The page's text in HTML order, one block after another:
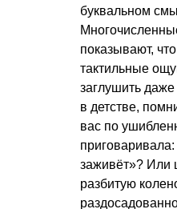
буквальном
показывают,
тактильные
заглушить
в детстве,
вас по
заживёт»? Или
разбитую